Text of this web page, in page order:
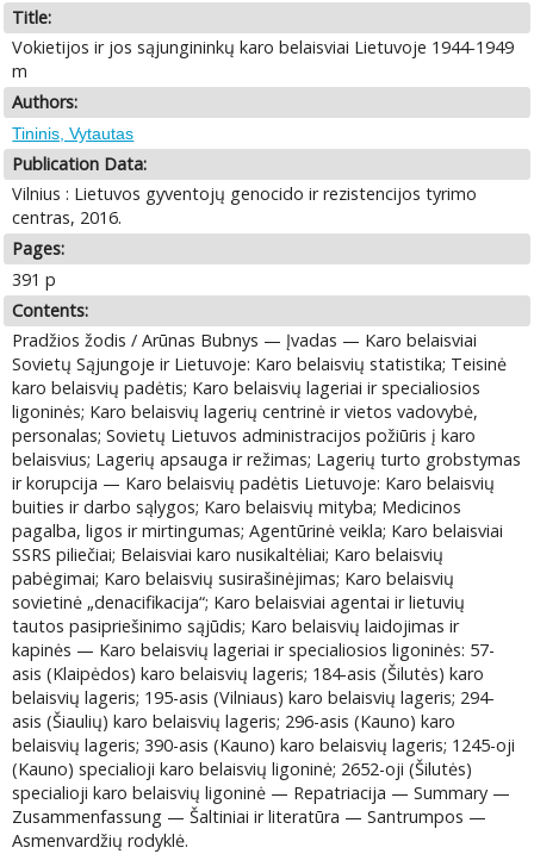
Title:
Vokietijos ir jos sąjungininkų karo belaisviai Lietuvoje 1944-1949
m
Authors:
Tininis, Vytautas
Publication Data:
Vilnius : Lietuvos gyventojų genocido ir rezistencijos tyrimo
centras, 2016.
Pages:
391 p
Contents:
Pradžios žodis / Arūnas Bubnys — Įvadas — Karo belaisviai
Sovietų Sąjungoje ir Lietuvoje: Karo belaisvių statistika; Teisinė
karo belaisvių padėtis; Karo belaisvių lageriai ir specialiosios
ligoninės; Karo belaisvių lagerių centrinė ir vietos vadovybė,
personalas; Sovietų Lietuvos administracijos požiūris į karo
belaisvius; Lagerių apsauga ir režimas; Lagerių turto grobstymas
ir korupcija — Karo belaisvių padėtis Lietuvoje: Karo belaisvių
buities ir darbo sąlygos; Karo belaisvių mityba; Medicinos
pagalba, ligos ir mirtingumas; Agentūrinė veikla; Karo belaisviai
SSRS piliečiai; Belaisviai karo nusikaltėliai; Karo belaisvių
pabėgimai; Karo belaisvių susirašinėjimas; Karo belaisvių
sovietinė „denacifikacija“; Karo belaisviai agentai ir lietuvių
tautos pasipriešinimo sąjūdis; Karo belaisvių laidojimas ir
kapinės — Karo belaisvių lageriai ir specialiosios ligoninės: 57-
asis (Klaipėdos) karo belaisvių lageris; 184-asis (Šilutės) karo
belaisvių lageris; 195-asis (Vilniaus) karo belaisvių lageris; 294-
asis (Šiaulių) karo belaisvių lageris; 296-asis (Kauno) karo
belaisvių lageris; 390-asis (Kauno) karo belaisvių lageris; 1245-oji
(Kauno) specialioji karo belaisvių ligoninė; 2652-oji (Šilutės)
specialioji karo belaisvių ligoninė — Repatriacija — Summary —
Zusammenfassung — Šaltiniai ir literatūra — Santrumpos —
Asmenvardžių rodyklė.